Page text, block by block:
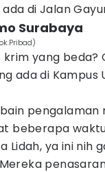
di Jalan
Surabaya
krim yang
ada di
beberapa
Lidah, ya ini nih